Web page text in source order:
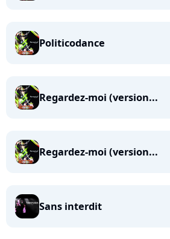
Politicodance
Regardez-moi (version...
Regardez-moi (version...
Sans interdit